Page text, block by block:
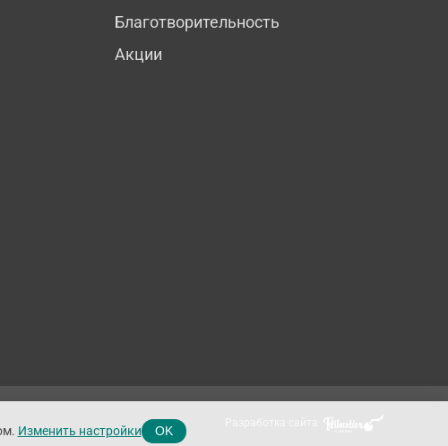
Благотворительность
Акции
Изменить настройки OK